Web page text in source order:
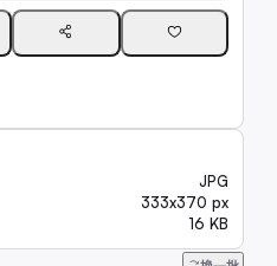
JPG
333x370 px
16 KB